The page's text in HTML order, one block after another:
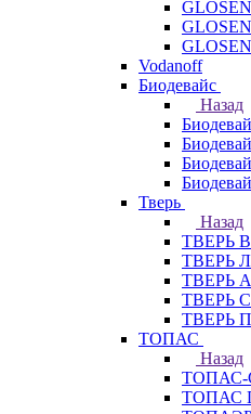
Vodanoff
Биодевайс
Назад
Тверь
Назад
ТВЕРЬ
ТВЕРЬ
ТВЕРЬ
ТВЕРЬ
ТВЕРЬ
ТОПАС
Назад
ТОПАС-
ТОПАС